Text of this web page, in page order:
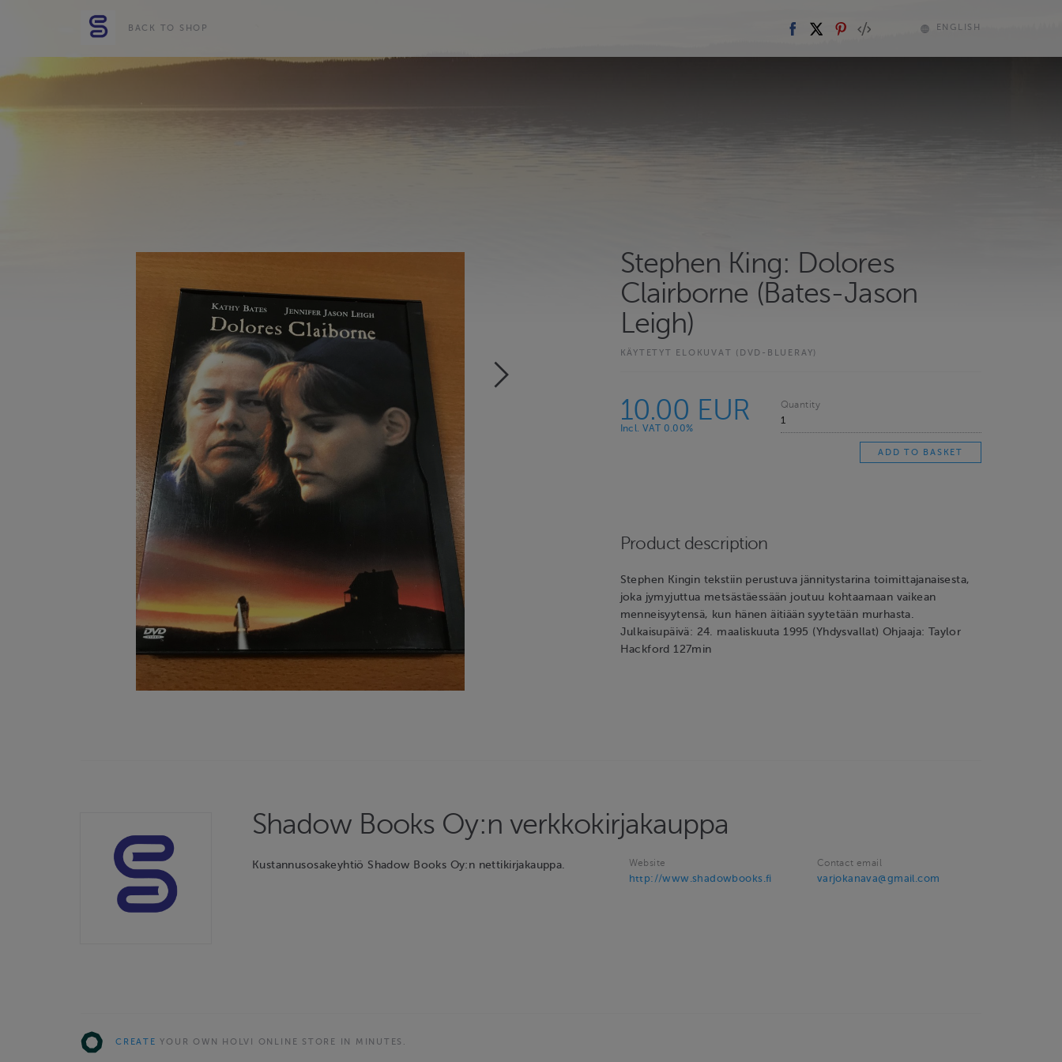
BACK TO SHOP ENGLISH
Stephen King: Dolores
Clairborne (Bates-Jason
Leigh)
KÄYTETYT ELOKUVAT (DVD-BLUERAY)
10.00 EUR
Incl. VAT 0.00%
Quantity
Product description
Stephen Kingin tekstiin perustuva jännitystarina toimittajanaisesta,
joka jymyjuttua metsästäessään joutuu kohtaamaan vaikean
menneisyytensä, kun hänen äitiään syytetään murhasta.
Julkaisupäivä: 24. maaliskuuta 1995 (Yhdysvallat) Ohjaaja: Taylor
Hackford 127min
Shadow Books Oy:n verkkokirjakauppa
Kustannusosakeyhtiö Shadow Books Oy:n nettikirjakauppa. Website
http://www.shadowbooks.fi
Contact email
varjokanava@gmail.com
CREATE YOUR OWN HOLVI ONLINE STORE IN MINUTES.